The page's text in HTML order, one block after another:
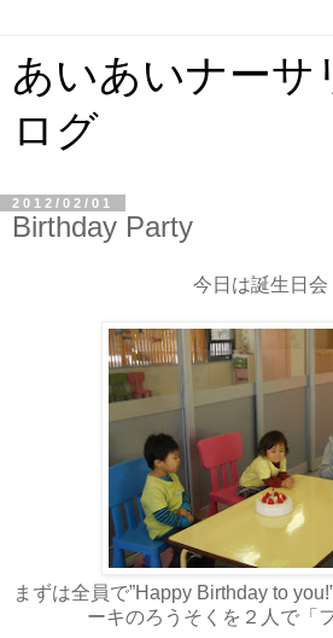
あいあいナーサ
ログ
2012/02/01
Birthday Party
今日は誕生日会
まずは全員で”Happy Birthday to
ーキのろうそくを２人で「